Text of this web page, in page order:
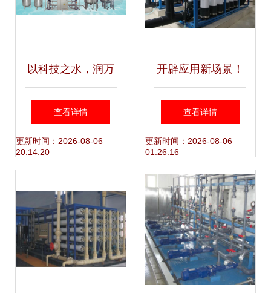
以科技之水，润万
物之源——专注水
处理设备研发的创
查看详情
更新时间：2026-08-06
20:14:20
开辟应用新场景！
久吾高科高装填陶
瓷膜在市政水领域
成功应用助力水处
理设备研发升级
查看详情
更新时间：2026-08-06
01:26:16